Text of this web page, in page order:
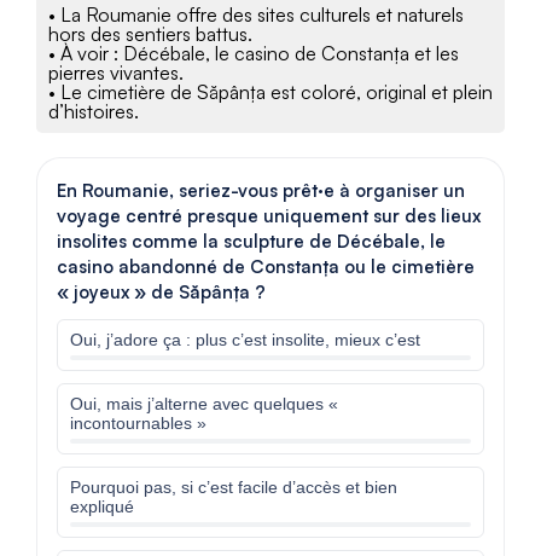
• La Roumanie offre des sites culturels et naturels
hors des sentiers battus.
• À voir : Décébale, le casino de Constanța et les
pierres vivantes.
• Le cimetière de Săpânța est coloré, original et plein
d’histoires.
En Roumanie, seriez-vous prêt·e à organiser un
voyage centré presque uniquement sur des lieux
insolites comme la sculpture de Décébale, le
casino abandonné de Constanța ou le cimetière
« joyeux » de Săpânța ?
Oui, j’adore ça : plus c’est insolite, mieux c’est
Oui, mais j’alterne avec quelques «
incontournables »
Pourquoi pas, si c’est facile d’accès et bien
expliqué